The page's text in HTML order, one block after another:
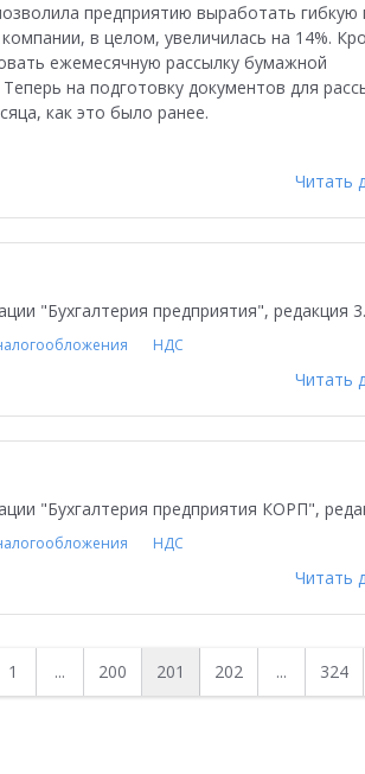
предприятию выработать гибкую
в целом, увеличилась на 14%.
ежемесячную рассылку бумажной
на подготовку документов для
как это было ранее.
Читать
"Бухгалтерия предприятия", редакция
НДС
Читать
"Бухгалтерия предприятия КОРП",
НДС
Читать
1 ... 200 201 202 ... 324